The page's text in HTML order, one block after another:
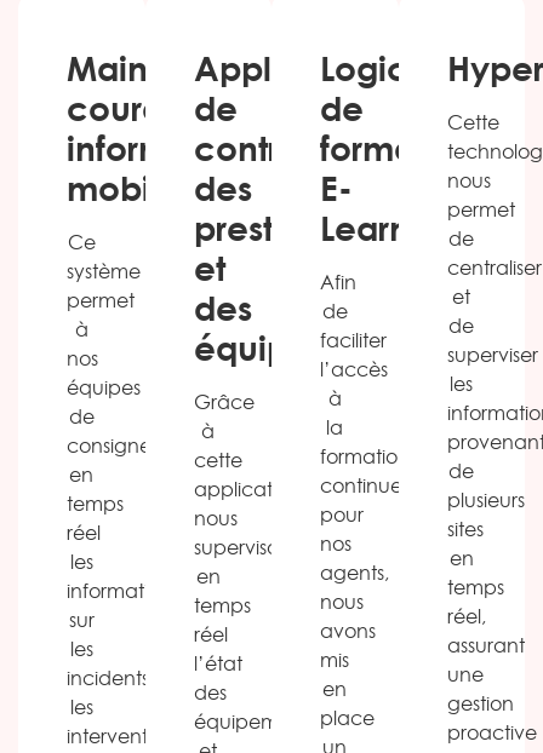
Main
courante
informatique
mobile
Ce
système
permet
à
nos
équipes
de
consigner
en
temps
réel
les
informations
sur
les
incidents,
les
interventions
Application
de
contrôle
des
prestations
et
des
équipements
Grâce
à
cette
application,
nous
supervisons
en
temps
réel
l’état
des
équipements
Logiciel
de
formation
E-
Learning
Afin
de
faciliter
l’accès
à
la
formation
continue
pour
nos
agents,
nous
avons
mis
en
place
un
Cette
nous
permet
de
centraliser
et
de
superviser
les
de
plusieurs
sites
en
temps
réel,
assurant
une
gestion
proactive